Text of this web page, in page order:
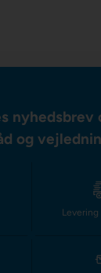
nyhedsbrev
og